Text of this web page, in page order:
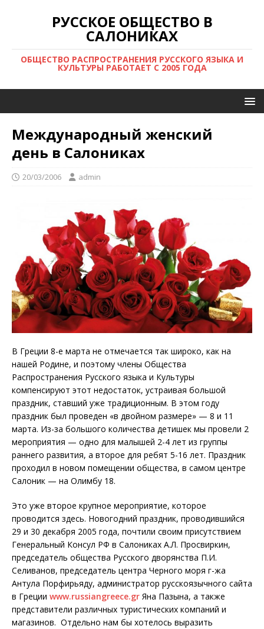
РУССКОЕ ОБЩЕСТВО В
САЛОНИКАХ
ОБЩЕСТВО РАСПРОСТРАНЕНИЯ РУССКОГО ЯЗЫКА И
КУЛЬТУРЫ РАБОТАЕТ С 2005 ГОДА
Международный женский
день в Салониках
20/03/2006 admin
В Греции 8-е марта не отмечается так широко, как на
нашей Родине, и поэтому члены Общества
Распространения Русского языка и Культуры
компенсируют этот недостаток, устраивая большой
праздник, ставший уже традиционным. В этом году
праздник был проведен «в двойном размере» — 8 и 11
марта. Из-за большого количества детишек мы провели 2
мероприятия — одно для малышей 2-4 лет из группы
раннего развития, а второе для ребят 5-16 лет. Праздник
проходил в новом помещении общества, в самом центре
Салоник — на Олимбу 18.
Это уже второе крупное мероприятие, которое
проводится здесь. Новогодний праздник, проводившийся
29 и 30 декабря 2005 года, почтили своим присутствием
Генеральный Консул РФ в Салониках А.Л. Просвиркин,
председатель общества Русского дворянства П.И.
Селиванов, председатель центра Черного моря г-жа
Антула Порфирьяду, администратор русскоязычного сайта
в Греции www.russiangreece.gr Яна Пазына, а также
представители различных туристических компаний и
магазинов. Отдельно нам бы хотелось выразить